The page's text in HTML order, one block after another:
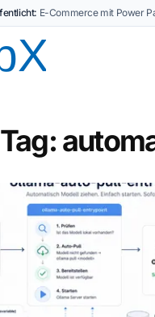
E-Commerce mit Power
Tag: